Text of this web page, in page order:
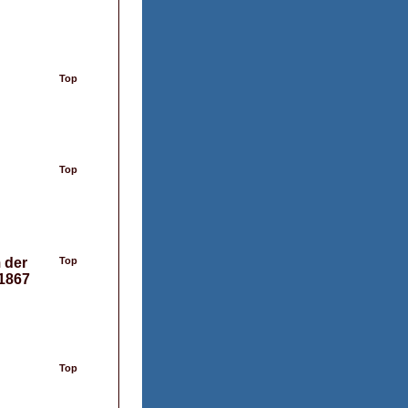
Top
Top
Top
der
Top